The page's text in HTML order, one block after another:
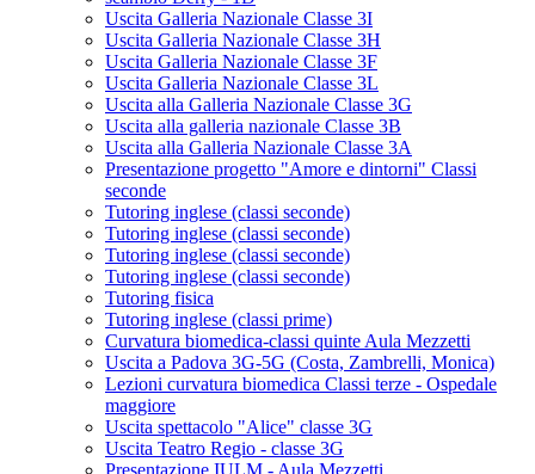
Uscita Galleria Nazionale Classe 3I
Uscita Galleria Nazionale Classe 3H
Uscita Galleria Nazionale Classe 3F
Uscita Galleria Nazionale Classe 3L
Uscita alla Galleria Nazionale Classe 3G
Uscita alla galleria nazionale Classe 3B
Uscita alla Galleria Nazionale Classe 3A
Presentazione progetto "Amore e dintorni" Classi
seconde
Tutoring inglese (classi seconde)
Tutoring inglese (classi seconde)
Tutoring inglese (classi seconde)
Tutoring inglese (classi seconde)
Tutoring fisica
Tutoring inglese (classi prime)
Curvatura biomedica-classi quinte Aula Mezzetti
Uscita a Padova 3G-5G (Costa, Zambrelli, Monica)
Lezioni curvatura biomedica Classi terze - Ospedale
maggiore
Uscita spettacolo "Alice" classe 3G
Uscita Teatro Regio - classe 3G